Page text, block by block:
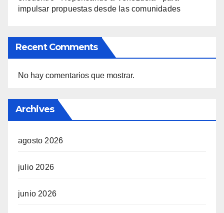
impulsar propuestas desde las comunidades
Recent Comments
No hay comentarios que mostrar.
Archives
agosto 2026
julio 2026
junio 2026